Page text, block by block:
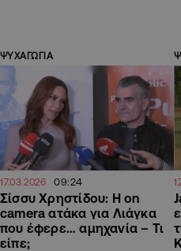
ΨΥΧΑΓΩΓΙΑ
17.03.2026 09:24
Σίσσυ Χρηστίδου: Η on
camera ατάκα για Λιάγκα
που έφερε… αμηχανία – Τι
είπε;